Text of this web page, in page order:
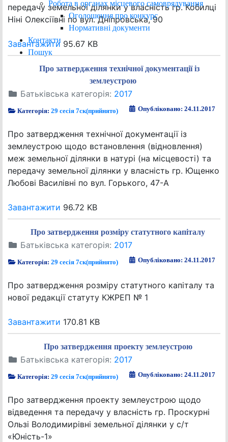
Робота в органах місцевого самоврядування
Оголошення про конкурс
Нормативні документи
Контакти
Пошук
передачу земельної ділянки у власність гр. Кобилці
Ніні Олексіївні по вул. Дніпровська, 90
Завантажити 95.67 KB
Про затвердження технічної документації із
землеустрою
Батьківська категорія: 2017
Категорія:29 сесія 7ск(прийнято) Опубліковано: 24.11.2017
Про затвердження технічної документації із
землеустрою щодо встановлення (відновлення)
меж земельної ділянки в натурі (на місцевості) та
передачу земельної ділянки у власність гр. Ющенко
Любові Василівні по вул. Горького, 47-А
Завантажити 96.72 KB
Про затвердження розміру статутного капіталу
Батьківська категорія: 2017
Категорія:29 сесія 7ск(прийнято) Опубліковано: 24.11.2017
Про затвердження розміру статутного капіталу та
нової редакції статуту КЖРЕП № 1
Завантажити 170.81 KB
Про затвердження проекту землеустрою
Батьківська категорія: 2017
Категорія:29 сесія 7ск(прийнято) Опубліковано: 24.11.2017
Про затвердження проекту землеустрою щодо
відведення та передачу у власність гр. Проскурні
Ользі Володимирівні земельної ділянки у с/т
«Юність-1»